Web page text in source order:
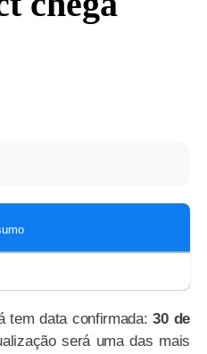
tem data confirmada:30 de
será uma das mais